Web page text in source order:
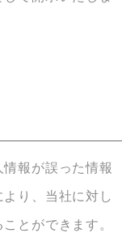
報が誤った情報
り、当社に対し
とができます。